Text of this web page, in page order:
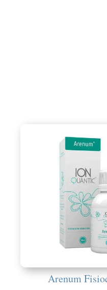
Arenum